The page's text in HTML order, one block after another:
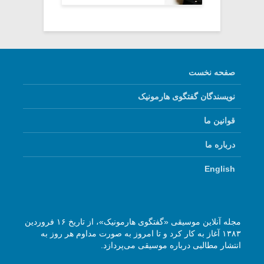
صفحه نخست
نویسندگان گفتگوی هارمونیک
قوانین ما
درباره ما
English
مجله آنلاین موسیقی «گفتگوی هارمونیک»، از تاریخ ۱۶ فروردین
۱۳۸۳ آغاز به کار کرد و تا امروز به صورت مداوم هر روز به
انتشار مطالبی درباره موسیقی می‌پردازد.